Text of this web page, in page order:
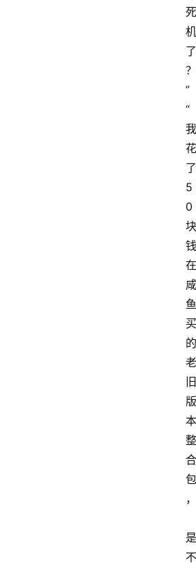
死
机
了
？
”
“
我
花
了
5
0
块
钱
在
咸
鱼
买
的
老
旧
版
本
整
合
包
，
是
不